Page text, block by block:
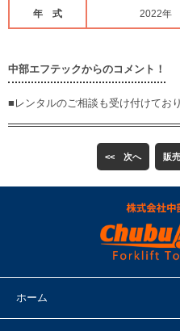
年 式 2022年
中部エフテックからのコメント！
■レンタルのご相談も受け付けてお
<< 次へ 販
ホーム